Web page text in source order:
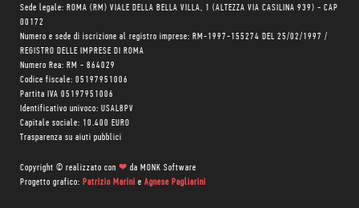
Sede legale: ROMA (RM) VIALE DELLA BELLA VILLA, 1 (ALTEZZA VIA CASILINA 939) - CAP
00172
Numero e sede di iscrizione al registro imprese: RM-1997-155274 DEL 25/02/1997 /
REGISTRO DELLE IMPRESE DI ROMA
Numero Rea: RM - 864029
Codice fiscale: 05197951006
Partita IVA 05197951006
Identificativo univoco: USAL8PV
Capitale sociale: 10.400 EURO
Trasparenza su aiuti pubblici
Copyright © realizzato con ❤ da MONK Software
Progetto grafico: Patrizio Marini e Agnese Pagliarini